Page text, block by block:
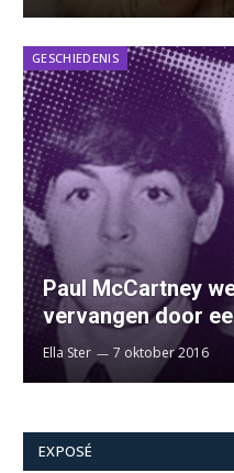
GESCHIEDENIS
Paul McCartney
vervangen door
Ella Ster 7 oktober 2016
EXPOSÉ